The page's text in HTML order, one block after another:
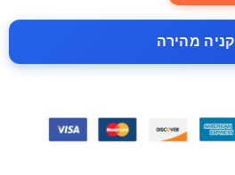
קניה מהירה